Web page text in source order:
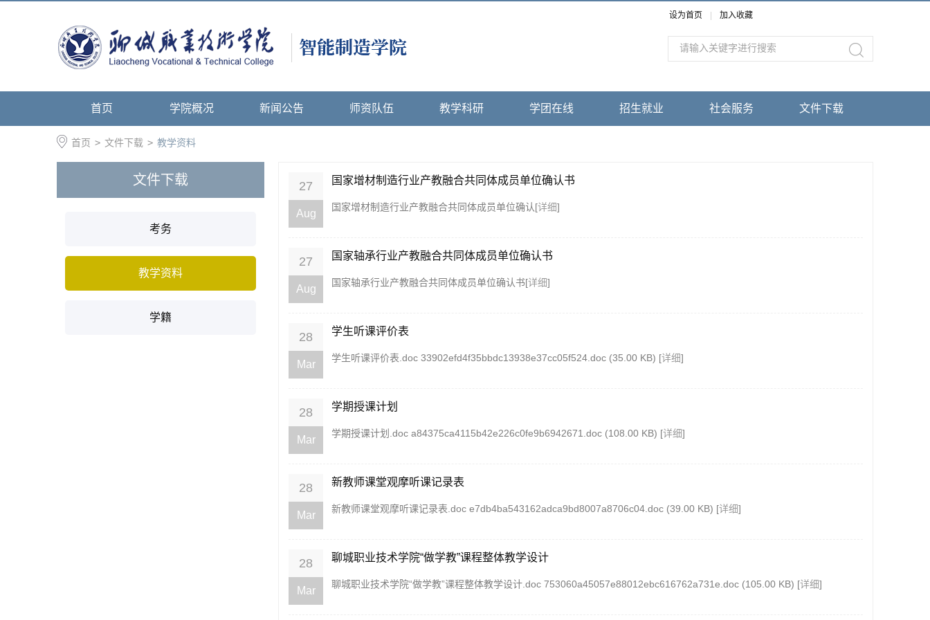
设为首页 加入收藏
首页 学院概况 新闻公告 师资队伍 教学科研 学团在线 招生就业 社会服务 文件下载
首页 > 文件下载 > 教学资料
文件下载
考务
教学资料
学籍
27
Aug
国家增材制造行业产教融合共同体成员单位确认书
​国家增材制造行业产教融合共同体成员单位确认[详细]
27
Aug
国家轴承行业产教融合共同体成员单位确认书
国家轴承行业产教融合共同体成员单位确认书[详细]
28
Mar
学生听课评价表
学生听课评价表.doc 33902efd4f35bbdc13938e37cc05f524.doc (35.00 KB) [详细]
28
Mar
学期授课计划
学期授课计划.doc a84375ca4115b42e226c0fe9b6942671.doc (108.00 KB) [详细]
28
Mar
新教师课堂观摩听课记录表
新教师课堂观摩听课记录表.doc e7db4ba543162adca9bd8007a8706c04.doc (39.00 KB) [详细]
28
Mar
聊城职业技术学院“做学教”课程整体教学设计
聊城职业技术学院“做学教”课程整体教学设计.doc 753060a45057e88012ebc616762a731e.doc (105.00 KB) [详细]